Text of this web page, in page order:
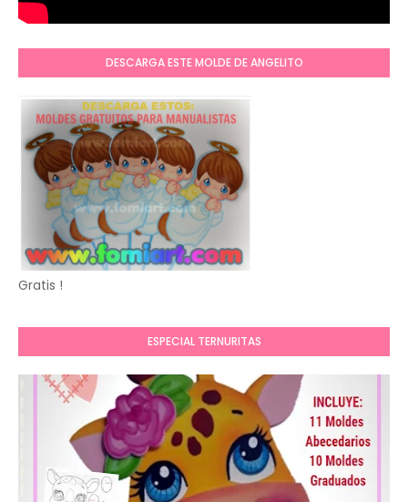
DESCARGA ESTE MOLDE DE ANGELITO
Gratis !
ESPECIAL TERNURITAS